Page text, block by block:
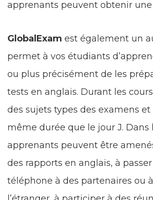
apprenants peuvent obtenir
GlobalExam est également un
permet à vos étudiants
ou plus précisément de les
tests en anglais. Durant les
des sujets types des examens
même durée que le jour J. Dans
apprenants peuvent être
des rapports en anglais, à
téléphone à des partenaires ou